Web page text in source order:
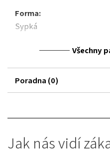
Forma:
Sypká
Všechny
Poradna (0)
Jak nás vidí